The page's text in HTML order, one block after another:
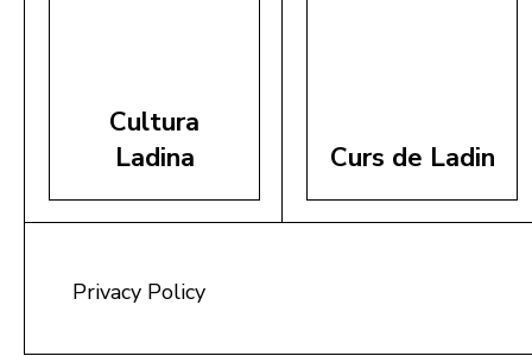
Cultura
Ladina
Curs de Ladin
Privacy Policy